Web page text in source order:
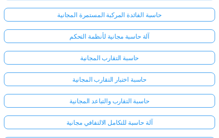
حاسبة الفائدة المركبة المستمرة المجانية
آلة حاسبة مجانية لأنظمة التحكم
حاسبة التقارب المجانية
حاسبة اختبار التقارب المجانية
حاسبة التقارب والتباعد المجانية
آلة حاسبة للتكامل الالتفافي مجانية